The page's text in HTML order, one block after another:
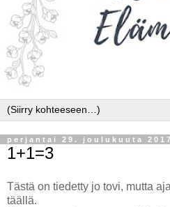
perjantai 29. joulukuuta 2017
1+1=3
Tästä on tiedetty jo tovi, mutta
täällä.